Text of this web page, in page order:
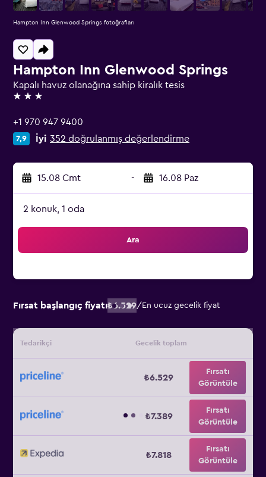
Hampton Inn Glenwood Springs
Kapalı havuz olanağına sahip kiralık tesis
3 yıldız
+1 970 947 9400
7,9 İyi 352 doğrulanmış değerlendirme
15.08 Cmt - 16.08 Paz
2 konuk, 1 oda
Ara
Fırsat başlangıç fiyatı₺6.529/ En ucuz gecelik fiyat
Tedarikçi Gecelik toplam
₺6.529
Fırsatı
Görüntüle
₺7.389
Fırsatı
Görüntüle
₺7.818
Fırsatı
Görüntüle
Hampton Inn Glenwood Springs fotoğrafları